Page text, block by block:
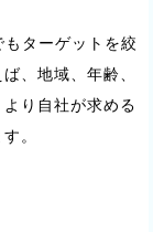
ターゲットを絞
、地域、年齢、
り自社が求める
。